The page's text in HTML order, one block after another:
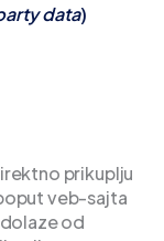
data)
prikuplju
veb-sajta
od